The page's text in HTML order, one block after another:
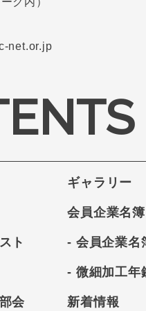
net.or.jp
ト
会
ギャラリー
会員企業名簿
- 会員企業名
- 微細加工年
新着情報